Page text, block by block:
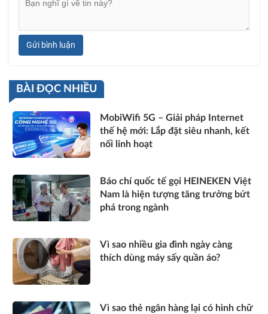
Gửi bình luận
BÀI ĐỌC NHIỀU
MobiWifi 5G – Giải pháp Internet
thế hệ mới: Lắp đặt siêu nhanh, kết
nối linh hoạt
Báo chí quốc tế gọi HEINEKEN Việt
Nam là hiện tượng tăng trưởng bứt
phá trong ngành
Vì sao nhiều gia đình ngày càng
thích dùng máy sấy quần áo?
Vì sao thẻ ngân hàng lại có hình chữ